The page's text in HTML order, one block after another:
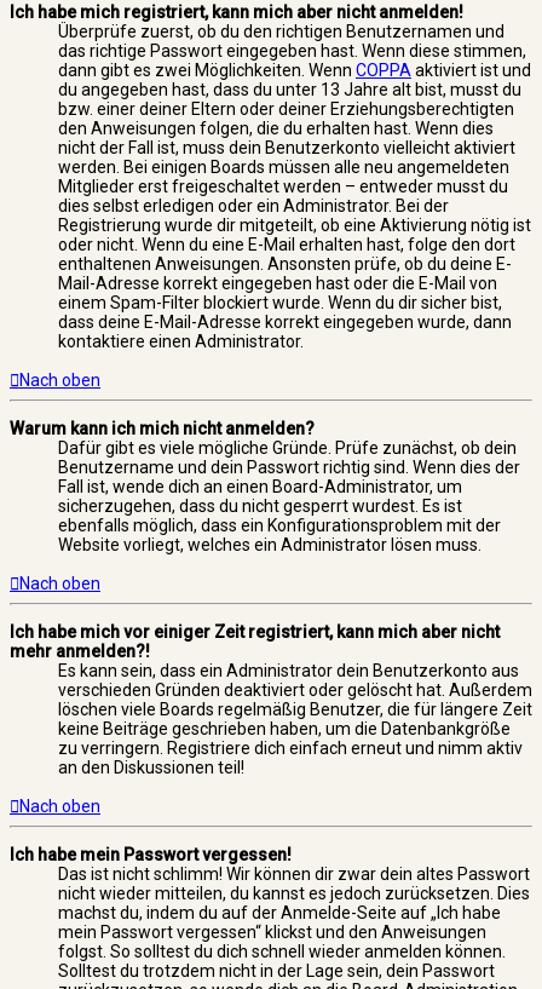
Ich habe mich registriert, kann mich aber nicht anmelden!
Überprüfe zuerst, ob du den richtigen Benutzernamen und
das richtige Passwort eingegeben hast. Wenn diese stimmen,
dann gibt es zwei Möglichkeiten. Wenn COPPA aktiviert ist und
du angegeben hast, dass du unter 13 Jahre alt bist, musst du
bzw. einer deiner Eltern oder deiner Erziehungsberechtigten
den Anweisungen folgen, die du erhalten hast. Wenn dies
nicht der Fall ist, muss dein Benutzerkonto vielleicht aktiviert
werden. Bei einigen Boards müssen alle neu angemeldeten
Mitglieder erst freigeschaltet werden – entweder musst du
dies selbst erledigen oder ein Administrator. Bei der
Registrierung wurde dir mitgeteilt, ob eine Aktivierung nötig ist
oder nicht. Wenn du eine E-Mail erhalten hast, folge den dort
enthaltenen Anweisungen. Ansonsten prüfe, ob du deine E-
Mail-Adresse korrekt eingegeben hast oder die E-Mail von
einem Spam-Filter blockiert wurde. Wenn du dir sicher bist,
dass deine E-Mail-Adresse korrekt eingegeben wurde, dann
kontaktiere einen Administrator.
Nach oben
Warum kann ich mich nicht anmelden?
Dafür gibt es viele mögliche Gründe. Prüfe zunächst, ob dein
Benutzername und dein Passwort richtig sind. Wenn dies der
Fall ist, wende dich an einen Board-Administrator, um
sicherzugehen, dass du nicht gesperrt wurdest. Es ist
ebenfalls möglich, dass ein Konfigurationsproblem mit der
Website vorliegt, welches ein Administrator lösen muss.
Nach oben
Ich habe mich vor einiger Zeit registriert, kann mich aber nicht
mehr anmelden?!
Es kann sein, dass ein Administrator dein Benutzerkonto aus
verschieden Gründen deaktiviert oder gelöscht hat. Außerdem
löschen viele Boards regelmäßig Benutzer, die für längere Zeit
keine Beiträge geschrieben haben, um die Datenbankgröße
zu verringern. Registriere dich einfach erneut und nimm aktiv
an den Diskussionen teil!
Nach oben
Ich habe mein Passwort vergessen!
Das ist nicht schlimm! Wir können dir zwar dein altes Passwort
nicht wieder mitteilen, du kannst es jedoch zurücksetzen. Dies
machst du, indem du auf der Anmelde-Seite auf „Ich habe
mein Passwort vergessen“ klickst und den Anweisungen
folgst. So solltest du dich schnell wieder anmelden können.
Solltest du trotzdem nicht in der Lage sein, dein Passwort